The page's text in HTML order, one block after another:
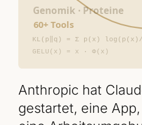
Anthropic hat
gestartet, eine